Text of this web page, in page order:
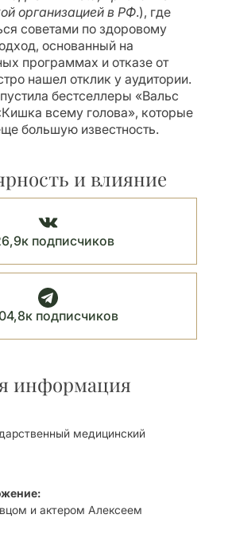
организацией в РФ.), где
советами по здоровому
основанный на
программах и отказе от
нашел отклик у аудитории.
бестселлеры «Вальс
всему голова», которые
большую известность.
и влияние
подписчиков
подписчиков
информация
медицинский
и актером Алексеем